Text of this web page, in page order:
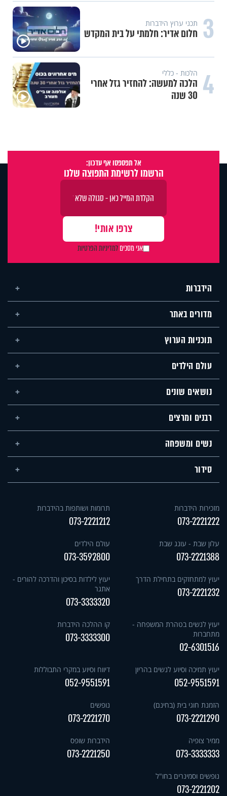
3 תכני ערוץ הידברות
חלום אדיר: חלמתי על בית המקדש
4 הלכות - כללי
הלכה למעשה: להחזיר גזל אחרי
30 שנה
אל תפספסו אף עדכון:
הרשמו לרשימת התפוצה שלנו
אני מסכיםלמדיניות הפרטיות
הידברות
מדורים באתר
תוכניות הערוץ
עולם הילדים
נושאים שונים
רבנים ומרצים
נשים ומשפחה
סידור
מזכירות הידברות
073-2221222
תרומות ושותפות בהידברות
073-2221212
עלון שבת - עונג שבת
073-2221388
עולם הילדים
073-3592800
יעוץ למתחזקים בתחילת הדרך
073-2221232
יעוץ לילדות בסיכון והדרכה להורים -
אתגר
073-3333320
יעוץ לנשים בטהרת המשפחה -
מתחברות
02-6301516
קו ההלכה הידברות
073-3333300
יעוץ תמיכה וסיוע לנשים בהריון
052-9551591
דיווח וסיוע במקרי התבוללות
052-9551591
הזמנת חוגי בית (בחינם)
073-2221290
נופשים
073-2221270
ממיר צופיה
073-3333333
הידברות שופס
073-2221250
נופשים וסמינרים בחו"ל
073-2221202